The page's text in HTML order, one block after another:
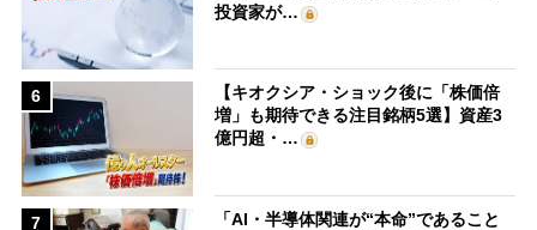
投資家が…
6
【キオクシア・ショック後に「株価倍
増」も期待できる注目銘柄5選】資産3
億円超・…
7
「AI・半導体関連が“本命”であること